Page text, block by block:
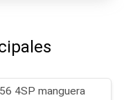
4SP manguera